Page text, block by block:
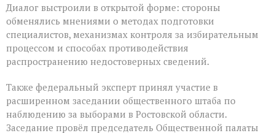
Диалог выстроили в открытой форме: стороны
обменялись мнениями о методах подготовки
специалистов, механизмах контроля за избирательным
процессом и способах противодействия
распространению недостоверных сведений.
Также федеральный эксперт принял участие в
расширенном заседании общественного штаба по
наблюдению за выборами в Ростовской области.
Заседание провёл председатель Общественной палаты